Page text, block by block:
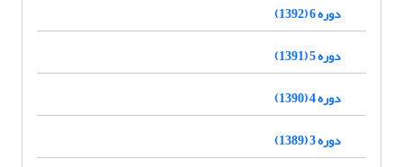
دوره 6 (1392)
دوره 5 (1391)
دوره 4 (1390)
دوره 3 (1389)